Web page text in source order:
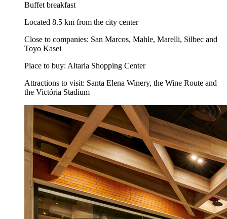
Buffet breakfast
Located 8.5 km from the city center
Close to companies: San Marcos, Mahle, Marelli, Silbec and
Toyo Kasei
Place to buy: Altaria Shopping Center
Attractions to visit: Santa Elena Winery, the Wine Route and
the Victória Stadium